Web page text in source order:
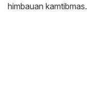
himbauan kamtibmas.